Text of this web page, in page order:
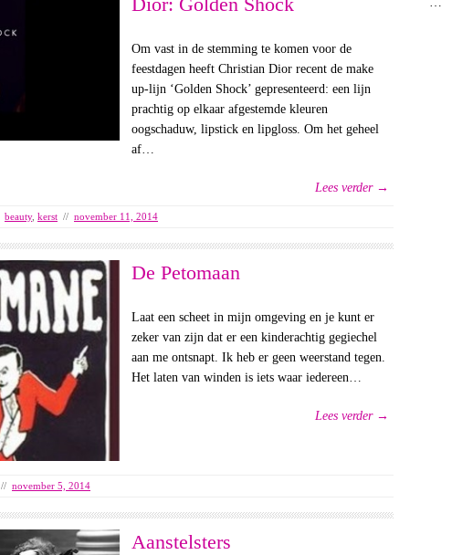
Om vast in de stemming te komen voor de
feestdagen heeft Christian Dior recent de make
up-lijn ‘Golden Shock’ gepresenteerd: een lijn
prachtig op elkaar afgestemde kleuren
oogschaduw, lipstick en lipgloss. Om het geheel
af…
Lees verder →
beauty, kerst // november 11, 2014
De Petomaan
Laat een scheet in mijn omgeving en je kunt er
zeker van zijn dat er een kinderachtig gegiechel
aan me ontsnapt. Ik heb er geen weerstand tegen.
Het laten van winden is iets waar iedereen…
Lees verder →
// november 5, 2014
Aanstelsters